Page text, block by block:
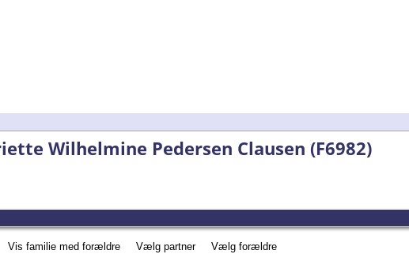
Wilhelmine Pedersen Clausen (F6982)
Vis familie med forældre Vælg partner Vælg forældre